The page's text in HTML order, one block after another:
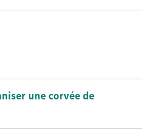
une corvée de